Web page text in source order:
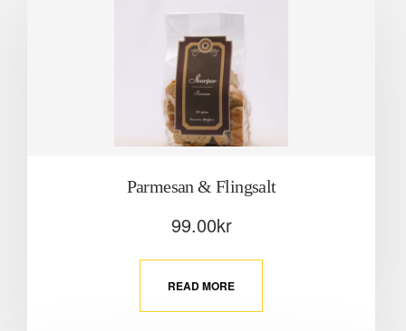
Parmesan & Flingsalt
99.00kr
READ MORE